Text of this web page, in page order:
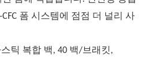
폼 시스템에 점점 더 널리 사
스틱 복합 백, 40 백/브래킷,